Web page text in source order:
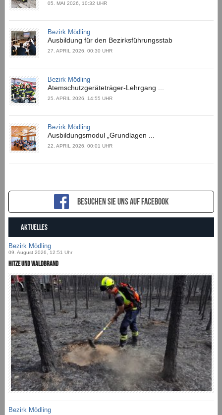
05. MAI 2026, 10:32 UHR
Bezirk Mödling
Ausbildung für den Bezirksführungsstab
27. APRIL 2026, 00:30 UHR
Bezirk Mödling
Atemschutzgeräteträger-Lehrgang ...
25. APRIL 2026, 14:55 UHR
Bezirk Mödling
Ausbildungsmodul „Grundlagen ...
22. APRIL 2026, 00:01 UHR
Besuchen sie uns auf Facebook
AKTUELLES
Bezirk Mödling
09. August 2026, 12:51 Uhr
Hitze und Waldbrand
Bezirk Mödling